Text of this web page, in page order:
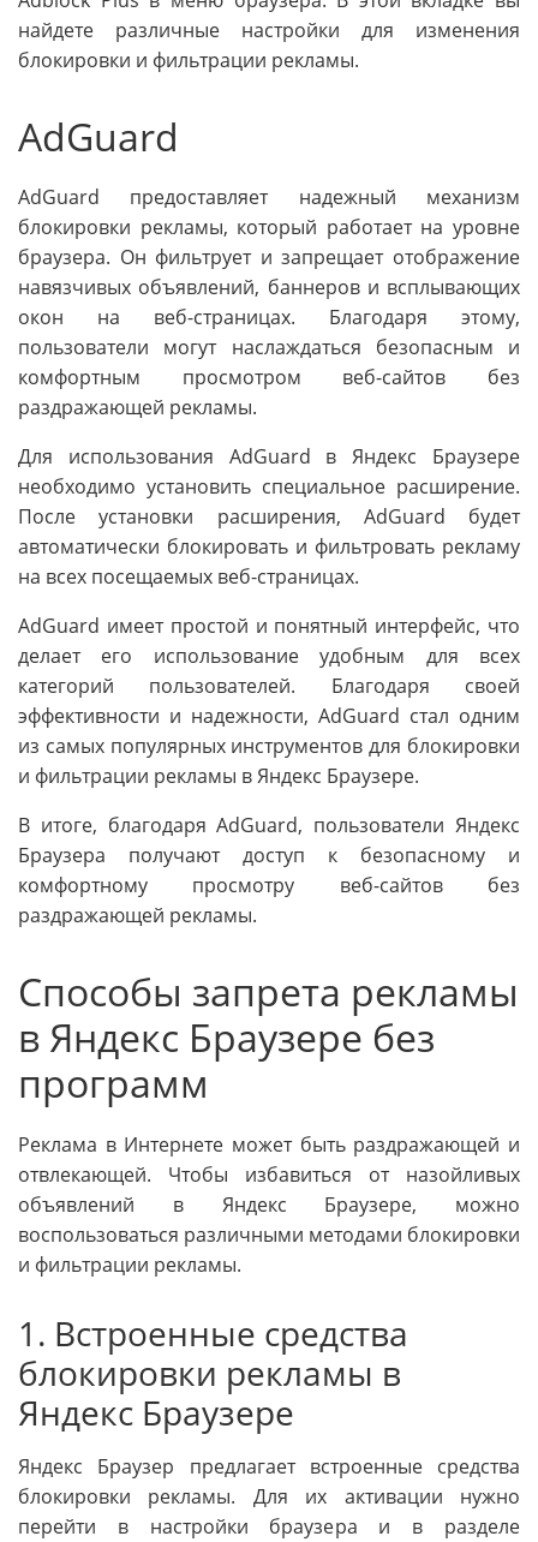
найдете различные настройки для изменения
блокировки и фильтрации рекламы.
AdGuard
AdGuard предоставляет надежный механизм
блокировки рекламы, который работает на уровне
браузера. Он фильтрует и запрещает отображение
навязчивых объявлений, баннеров и всплывающих
окон на веб-страницах. Благодаря этому,
пользователи могут наслаждаться безопасным и
комфортным просмотром веб-сайтов без
раздражающей рекламы.
Для использования AdGuard в Яндекс Браузере
необходимо установить специальное расширение.
После установки расширения, AdGuard будет
автоматически блокировать и фильтровать рекламу
на всех посещаемых веб-страницах.
AdGuard имеет простой и понятный интерфейс, что
делает его использование удобным для всех
категорий пользователей. Благодаря своей
эффективности и надежности, AdGuard стал одним
из самых популярных инструментов для блокировки
и фильтрации рекламы в Яндекс Браузере.
В итоге, благодаря AdGuard, пользователи Яндекс
Браузера получают доступ к безопасному и
комфортному просмотру веб-сайтов без
раздражающей рекламы.
Способы запрета рекламы
в Яндекс Браузере без
программ
Реклама в Интернете может быть раздражающей и
отвлекающей. Чтобы избавиться от назойливых
объявлений в Яндекс Браузере, можно
воспользоваться различными методами блокировки
и фильтрации рекламы.
1. Встроенные средства
блокировки рекламы в
Яндекс Браузере
Яндекс Браузер предлагает встроенные средства
блокировки рекламы. Для их активации нужно
перейти в настройки браузера и в разделе